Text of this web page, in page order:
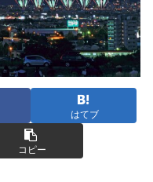
はてブ
コピー